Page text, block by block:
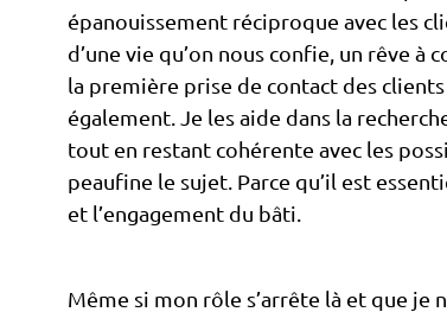
épanouissement réciproque avec les
d’une vie qu’on nous confie, un rêve
la première prise de contact des
également. Je les aide dans la
tout en restant cohérente avec les
peaufine le sujet. Parce qu’il est
et l’engagement du bâti.
Même si mon rôle s’arrête là et que je